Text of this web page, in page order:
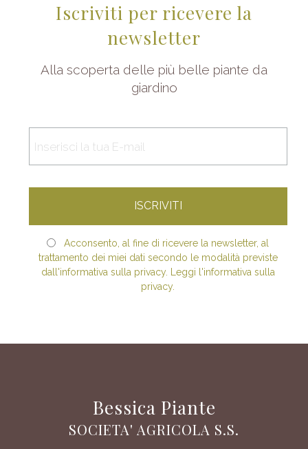
Iscriviti per ricevere la
newsletter
Alla scoperta delle più belle piante da
giardino
Acconsento, al fine di ricevere la newsletter, al
trattamento dei miei dati secondo le modalità previste
dall'informativa sulla privacy. Leggi l'informativa sulla
privacy.
Bessica Piante
SOCIETA' AGRICOLA S.S.